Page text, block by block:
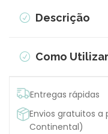
Descrição
Como Utilizar
Entregas rápidas
Envios gratuitos
Continental)